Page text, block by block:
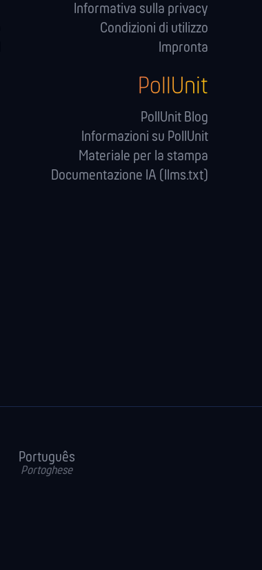
Informativa sulla privacy
Condizioni di utilizzo
Impronta
PollUnit
PollUnit Blog
Informazioni su PollUnit
Materiale per la stampa
Documentazione IA (llms.txt)
Português
Portoghese